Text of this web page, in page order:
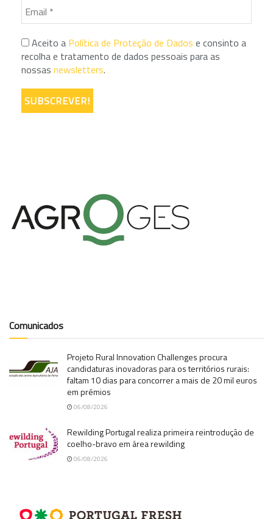
Aceito a Política de Proteção de Dados e consinto a
recolha e tratamento de dados pessoais para as
nossas newsletters.
Comunicados
Projeto Rural Innovation Challenges procura
candidaturas inovadoras para os territórios rurais:
faltam 10 dias para concorrer a mais de 20 mil euros
em prémios
06/08/2026
Rewilding Portugal realiza primeira reintrodução de
coelho-bravo em área rewilding
06/08/2026